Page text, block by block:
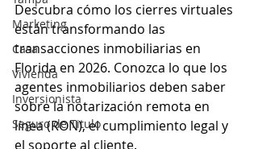
Marketing
Casa
Vivienda
Inversionista
Seguro de Titulo
Descubra cómo los cierres virtuales
están transformando las
transacciones inmobiliarias en
Florida en 2026. Conozca lo que los
agentes inmobiliarios deben saber
sobre la notarización remota en
línea (RON), el cumplimiento legal y
el soporte al cliente.